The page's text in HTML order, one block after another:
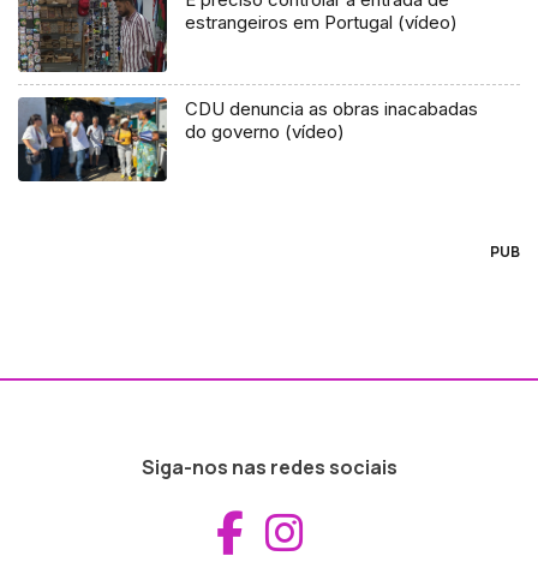
estrangeiros em Portugal (vídeo)
CDU denuncia as obras inacabadas
do governo (vídeo)
PUB
Siga-nos nas redes sociais
Aceder ao